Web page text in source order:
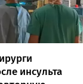
инсульта